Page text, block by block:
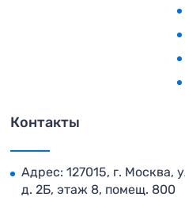
Контакты
Адрес: 127015, г. Москва,
д. 2Б, этаж 8, помещ. 800